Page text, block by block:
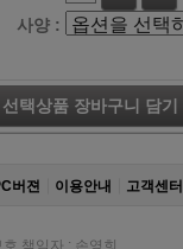
사양 :
선택상품 장바구니 담기
버젼 이용안내 고객센터
책임자 : 손영희